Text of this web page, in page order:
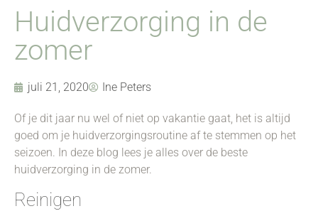
Huidverzorging in de
zomer
juli 21, 2020 Ine Peters
Of je dit jaar nu wel of niet op vakantie gaat, het is altijd
goed om je huidverzorgingsroutine af te stemmen op het
seizoen. In deze blog lees je alles over de beste
huidverzorging in de zomer.
Reinigen